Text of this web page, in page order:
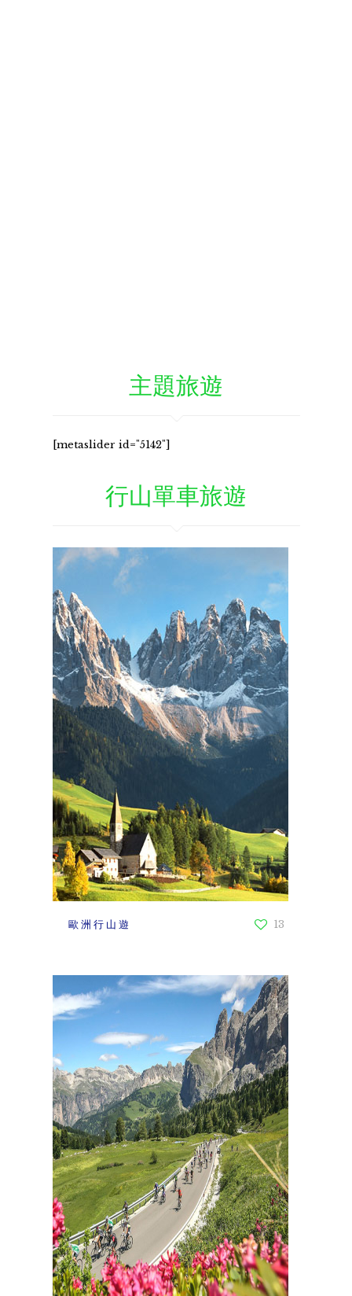
主題旅遊
[metaslider id="5142"]
行山單車旅遊
歐洲行山遊 13